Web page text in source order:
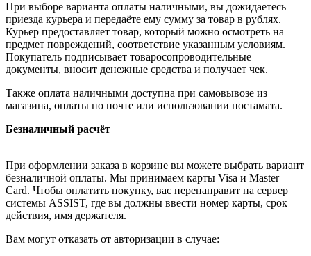
При выборе варианта оплаты наличными, вы дожидаетесь
приезда курьера и передаёте ему сумму за товар в рублях.
Курьер предоставляет товар, который можно осмотреть на
предмет повреждений, соответствие указанным условиям.
Покупатель подписывает товаросопроводительные
документы, вносит денежные средства и получает чек.
Также оплата наличными доступна при самовывозе из
магазина, оплаты по почте или использовании постамата.
Безналичный расчёт
При оформлении заказа в корзине вы можете выбрать вариант
безналичной оплаты. Мы принимаем карты Visa и Master
Card. Чтобы оплатить покупку, вас перенаправит на сервер
системы ASSIST, где вы должны ввести номер карты, срок
действия, имя держателя.
Вам могут отказать от авторизации в случае: